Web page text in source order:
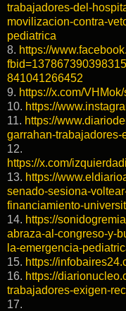
trabajadores-del-
movilizacion-contra-
pediatrica
8. https://
841041266452
9. https://x.com/
10. https://
11. https://
garrahan-
12.
https://x.com/
13. https://
senado-sesiona-
financiamiento-
14. https://
abraza-al-congreso-y-
la-emergencia-
15. https://
16. https://
trabajadores-exigen-
17.